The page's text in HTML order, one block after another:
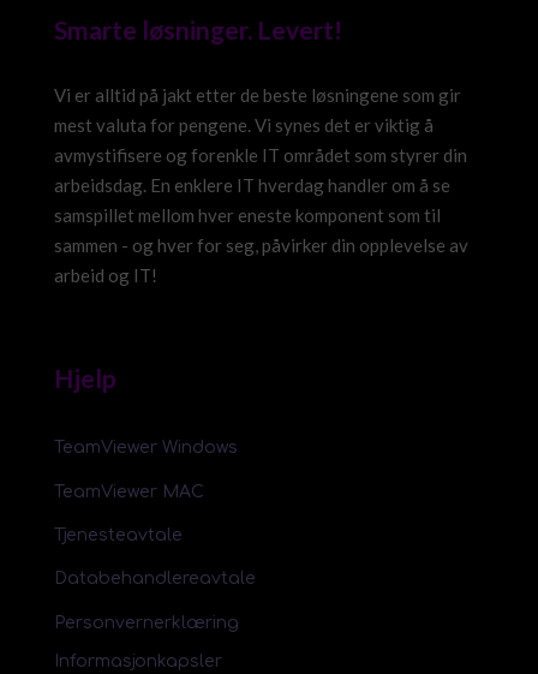
Smarte løsninger. Levert!
Vi er alltid på jakt etter de beste løsningene som gir
mest valuta for pengene. Vi synes det er viktig å
avmystifisere og forenkle IT området som styrer din
arbeidsdag. En enklere IT hverdag handler om å se
samspillet mellom hver eneste komponent som til
sammen - og hver for seg, påvirker din opplevelse av
arbeid og IT!
Hjelp
TeamViewer Windows
TeamViewer MAC
Tjenesteavtale
Databehandlereavtale
Personvernerklæring
Informasjonkapsler